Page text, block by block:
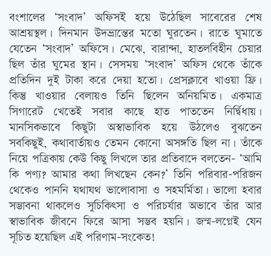
বংশালের ‘সংবাদ’ অফিসই হয়ে উঠেছিল সাবেরের শেষ
আশ্রয়স্থল। দিনমান উদভ্রান্তের মতো ঘুরতেন। রাতে ঘুমাতে
যেতেন ‘সংবাদ’ অফিসে। মেঝে, বারান্দা, হাতলবিহীন চেয়ার
ছিল তাঁর ঘুমের স্থান। সেসময় ‘সংবাদ’ অফিস থেকে তাঁকে
প্রতিদিন দুই টাকা করে দেয়া হতো। প্রেসক্লাবে খাওয়া ফ্রি।
কিন্তু খাওয়ার বেলায়ও তিনি ছিলেন অনিয়মিত। একমাত্র
সিগারেট খেতেই সবার কাছে হাত পাততেন নির্দ্বিধায়।
মানসিকভাবে কিছুটা অস্বাভাবিক হয়ে উঠলেও বুঝতেন
সবকিছুই, কথাবার্তায়ও তেমন কোনো অসঙ্গতি ছিল না। তাঁকে
নিয়ে পত্রিকায় কেউ কিছু লিখলে তার প্রতিবাদে বলতেন- ‘আমি
কি পণ্য? আমার কথা লিখছেন কেন?’ তিনি পরিবার-পরিজন
থেকেও পাননি যথাযথ ভালোবাসা ও সহমর্মিতা। ভালো হবার
সম্ভাবনা থাকলেও সুচিকিত্‍সা ও পরিচর্যার অভাবে তাঁর আর
স্বাভাবিক জীবনে ফিরে আসা সম্ভব হয়নি। জন্ম-লগ্নেই যেন
সূচিত হয়েছিল এই পরিণাম-সংকেত!